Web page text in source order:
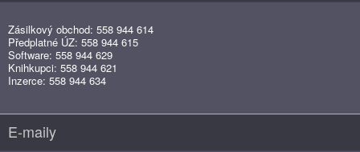
Zásilkový obchod: 558 944 614
Předplatné ÚZ: 558 944 615
Software: 558 944 629
Knihkupci: 558 944 621
Inzerce: 558 944 634
E-maily